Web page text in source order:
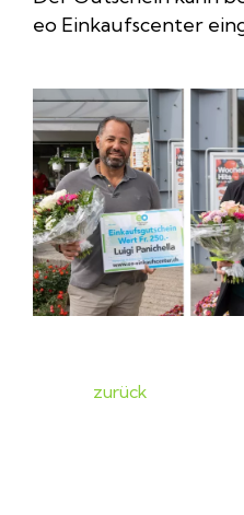
eo Einkaufscenter
zurück